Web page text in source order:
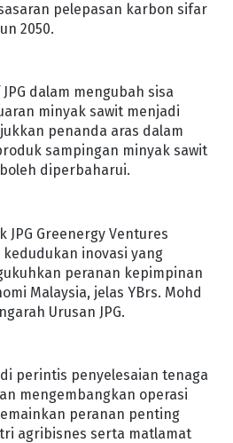
pelepasan karbon sifar
2050.
dalam mengubah sisa
minyak sawit menjadi
penanda aras dalam
sampingan minyak sawit
diperbaharui.
JPG Greenergy Ventures
kedudukan inovasi yang
peranan kepimpinan
Malaysia, jelas YBrs. Mohd
Urusan JPG.
perintis penyelesaian tenaga
mengembangkan operasi
peranan penting
agribisnes serta matlamat